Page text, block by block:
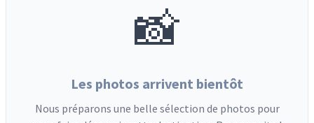
📸
Les photos arrivent bientôt
Nous préparons une belle sélection de photos pour